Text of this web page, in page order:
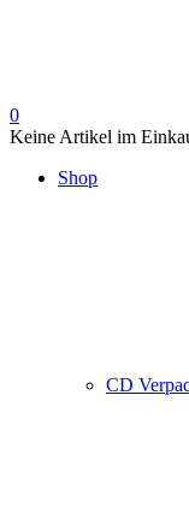
0
Keine Artikel im
Shop
CD